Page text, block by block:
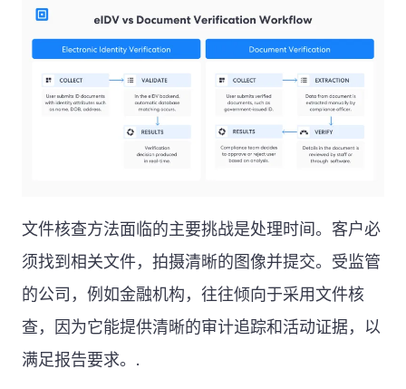
文件核查方法面临的主要挑战是处理时间。客户必
须找到相关文件，拍摄清晰的图像并提交。受监管
的公司，例如金融机构，往往倾向于采用文件核
查，因为它能提供清晰的审计追踪和活动证据，以
满足报告要求。.